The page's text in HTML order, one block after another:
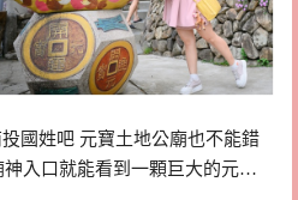
國姓吧 元寶土地公廟也不能錯
入口就能看到一顆巨大的元…